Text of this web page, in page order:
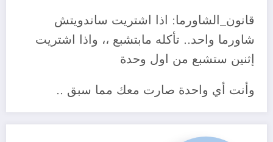
قانون_الشاورما: اذا اشتريت ساندويتش
شاورما واحد.. تأكله مابتشبع ،، واذا اشتريت
إثنين ستشبع من اول وحدة
وأنت أي واحدة صارت معك مما سبق ..